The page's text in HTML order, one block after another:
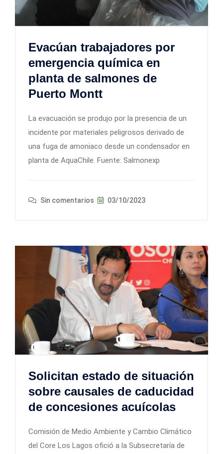
Evacúan trabajadores por
emergencia química en
planta de salmones de
Puerto Montt
La evacuación se produjo por la presencia de un
incidente por materiales peligrosos derivado de
una fuga de amoniaco desde un condensador en
planta de AquaChile. Fuente: Salmonexp
Sin comentarios 03/10/2023
Solicitan estado de situación
sobre causales de caducidad
de concesiones acuícolas
Comisión de Medio Ambiente y Cambio Climático
del Core Los Lagos ofició a la Subsecretaría de